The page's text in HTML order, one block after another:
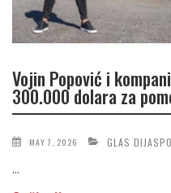
Vojin Popović i
300.000 dolara za
MAY 7, 2026 GLAS
...